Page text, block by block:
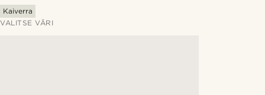
Kaiverra
VALITSE VÄRI